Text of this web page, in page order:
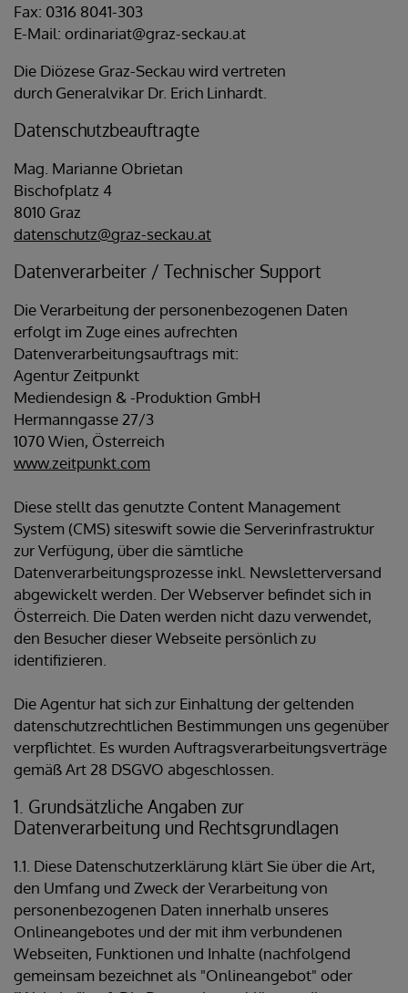
Fax: 0316 8041-303
E-Mail: ordinariat@graz-seckau.at
Die Diözese Graz-Seckau wird vertreten
durch Generalvikar Dr. Erich Linhardt.
Datenschutzbeauftragte
Mag. Marianne Obrietan
Bischofplatz 4
8010 Graz
datenschutz@graz-seckau.at
Datenverarbeiter / Technischer Support
Die Verarbeitung der personenbezogenen Daten
erfolgt im Zuge eines aufrechten
Datenverarbeitungsauftrags mit:
Agentur Zeitpunkt
Mediendesign & -Produktion GmbH
Hermanngasse 27/3
1070 Wien, Österreich
www.zeitpunkt.com
Diese stellt das genutzte Content Management
System (CMS) siteswift sowie die Serverinfrastruktur
zur Verfügung, über die sämtliche
Datenverarbeitungsprozesse inkl. Newsletterversand
abgewickelt werden. Der Webserver befindet sich in
Österreich. Die Daten werden nicht dazu verwendet,
den Besucher dieser Webseite persönlich zu
identifizieren.
Die Agentur hat sich zur Einhaltung der geltenden
datenschutzrechtlichen Bestimmungen uns gegenüber
verpflichtet. Es wurden Auftragsverarbeitungsverträge
gemäß Art 28 DSGVO abgeschlossen.
1. Grundsätzliche Angaben zur
Datenverarbeitung und Rechtsgrundlagen
1.1. Diese Datenschutzerklärung klärt Sie über die Art,
den Umfang und Zweck der Verarbeitung von
personenbezogenen Daten innerhalb unseres
Onlineangebotes und der mit ihm verbundenen
Webseiten, Funktionen und Inhalte (nachfolgend
gemeinsam bezeichnet als "Onlineangebot" oder